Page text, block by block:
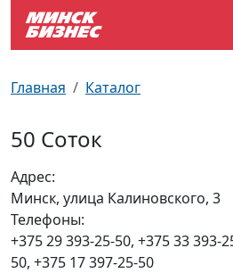
Главная Каталог
50 Соток
Адрес:
Минск, улица Калиновского, 3
Телефоны:
+375 29 393-25-50, +375 33 393-
50, +375 17 397-25-50
Улицы Минска
Производственный календарь
Пробки на дорогах
Самолеты